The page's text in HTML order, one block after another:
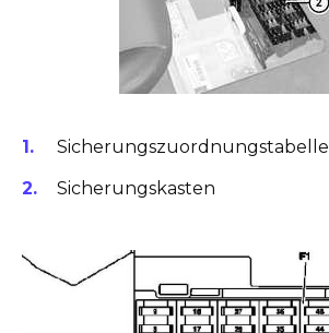
Sicherungszuordnungstabelle
Sicherungskasten